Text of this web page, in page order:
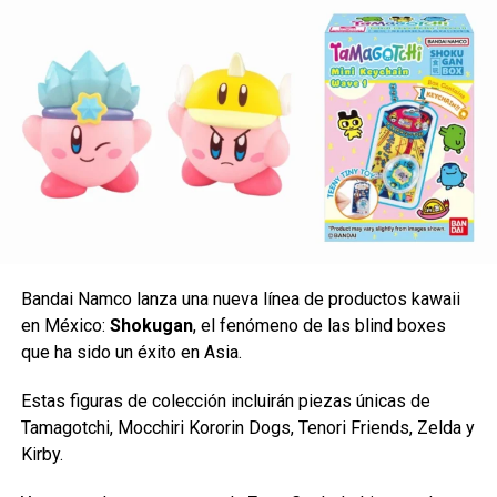
esperado respuestas durante casi trece años.
marca el inicio de esta mítica franquicia,
adaptando aproximadamente los
primeros ocho
episodiosdel anime original de 2011 y en donde
conocemos aMadoka Kaname, una estudiante de
secundaria cuya vida cambia cuando conoce a la
misteriosa
Homura Akemiy a la criatura mágicaKyubey,
quien le ofrece cumplir cualquier deseo a cambio de
convertirse en una chica mágica. En tanto queEternal
adapta los cuatro últimos episodios del anime,
chicas mágicas.
Bandai Namco lanza una nueva línea de productos kawaii
en México: Shokugan, el fenómeno de las blind boxes
que ha sido un éxito en Asia.
Estas figuras de colección incluirán piezas únicas de
Tamagotchi, Mocchiri Kororin Dogs, Tenori Friends, Zelda y
Kirby.